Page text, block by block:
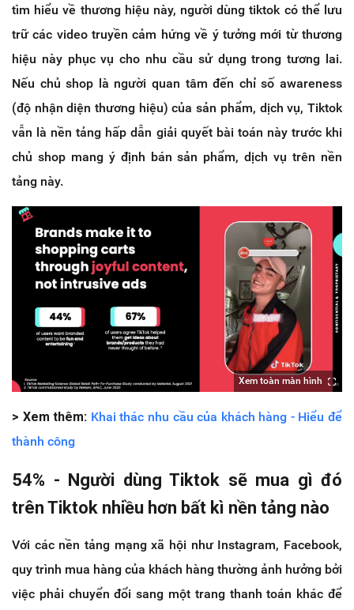
tìm hiểu về thương hiệu này, người dùng tiktok có thể lưu
trữ các video truyền cảm hứng về ý tưởng mới từ thương
hiệu này phục vụ cho nhu cầu sử dụng trong tương lai.
Nếu chủ shop là người quan tâm đến chỉ số awareness
(độ nhận diện thương hiệu) của sản phẩm, dịch vụ, Tiktok
vẫn là nền tảng hấp dẫn giải quyết bài toán này trước khi
chủ shop mang ý định bán sản phẩm, dịch vụ trên nền
tảng này.
Xem toàn màn hình
> Xem thêm: Khai thác nhu cầu của khách hàng - Hiểu để
thành công
54% - Người dùng Tiktok sẽ mua gì đó
trên Tiktok nhiều hơn bất kì nền tảng nào
Với các nền tảng mạng xã hội như Instagram, Facebook,
quy trình mua hàng của khách hàng thường ảnh hưởng bởi
việc phải chuyển đổi sang một trang thanh toán khác để